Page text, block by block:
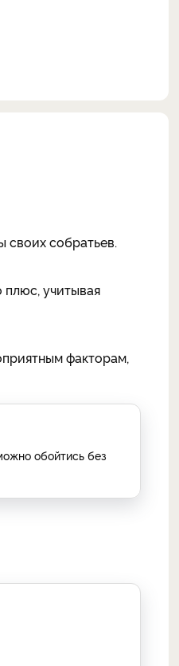
своих собратьев.
плюс, учитывая
факторам,
обойтись без